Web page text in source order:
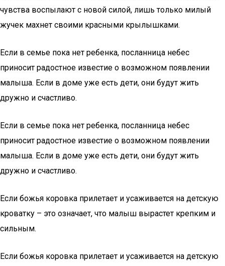
чувства воспылают с новой силой, лишь только милый
жучек махнет своими красными крылышками.
Если в семье пока нет ребенка, посланница небес
приносит радостное известие о возможном появлении
малыша. Если в доме уже есть дети, они будут жить
дружно и счастливо.
Если в семье пока нет ребенка, посланница небес
приносит радостное известие о возможном появлении
малыша. Если в доме уже есть дети, они будут жить
дружно и счастливо.
Если божья коровка прилетает и усаживается на детскую
кроватку – это означает, что малыш вырастет крепким и
сильным.
Если божья коровка прилетает и усаживается на детскую